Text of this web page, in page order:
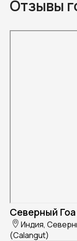
Отзывы
Северный
Индия,
(Calangut)